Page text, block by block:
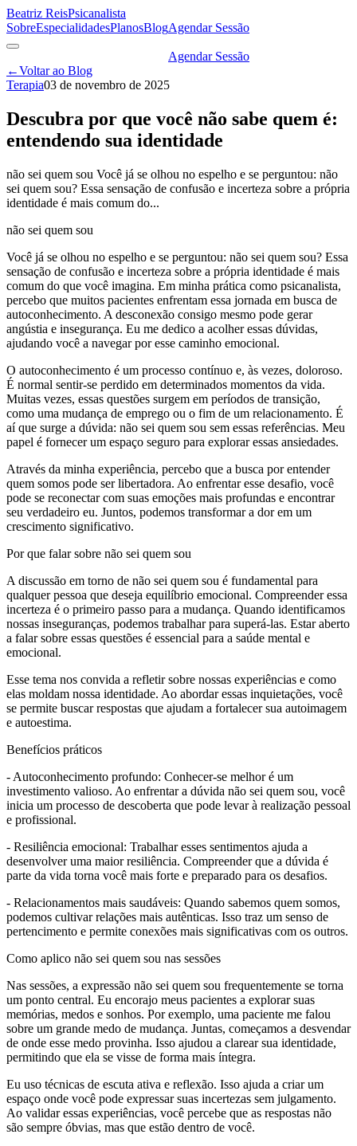
Beatriz ReisPsicanalista
SobreEspecialidadesPlanosBlogAgendar Sessão
Agendar Sessão
←Voltar ao Blog
Terapia03 de novembro de 2025
Descubra por que você não sabe quem é:
entendendo sua identidade
não sei quem sou Você já se olhou no espelho e se perguntou: não
sei quem sou? Essa sensação de confusão e incerteza sobre a própria
identidade é mais comum do...
não sei quem sou
Você já se olhou no espelho e se perguntou: não sei quem sou? Essa
sensação de confusão e incerteza sobre a própria identidade é mais
comum do que você imagina. Em minha prática como psicanalista,
percebo que muitos pacientes enfrentam essa jornada em busca de
autoconhecimento. A desconexão consigo mesmo pode gerar
angústia e insegurança. Eu me dedico a acolher essas dúvidas,
ajudando você a navegar por esse caminho emocional.
O autoconhecimento é um processo contínuo e, às vezes, doloroso.
É normal sentir-se perdido em determinados momentos da vida.
Muitas vezes, essas questões surgem em períodos de transição,
como uma mudança de emprego ou o fim de um relacionamento. É
aí que surge a dúvida: não sei quem sou sem essas referências. Meu
papel é fornecer um espaço seguro para explorar essas ansiedades.
Através da minha experiência, percebo que a busca por entender
quem somos pode ser libertadora. Ao enfrentar esse desafio, você
pode se reconectar com suas emoções mais profundas e encontrar
seu verdadeiro eu. Juntos, podemos transformar a dor em um
crescimento significativo.
Por que falar sobre não sei quem sou
A discussão em torno de não sei quem sou é fundamental para
qualquer pessoa que deseja equilíbrio emocional. Compreender essa
incerteza é o primeiro passo para a mudança. Quando identificamos
nossas inseguranças, podemos trabalhar para superá-las. Estar aberto
a falar sobre essas questões é essencial para a saúde mental e
emocional.
Esse tema nos convida a refletir sobre nossas experiências e como
elas moldam nossa identidade. Ao abordar essas inquietações, você
se permite buscar respostas que ajudam a fortalecer sua autoimagem
e autoestima.
Benefícios práticos
- Autoconhecimento profundo: Conhecer-se melhor é um
investimento valioso. Ao enfrentar a dúvida não sei quem sou, você
inicia um processo de descoberta que pode levar à realização pessoal
e profissional.
- Resiliência emocional: Trabalhar esses sentimentos ajuda a
desenvolver uma maior resiliência. Compreender que a dúvida é
parte da vida torna você mais forte e preparado para os desafios.
- Relacionamentos mais saudáveis: Quando sabemos quem somos,
podemos cultivar relações mais autênticas. Isso traz um senso de
pertencimento e permite conexões mais significativas com os outros.
Como aplico não sei quem sou nas sessões
Nas sessões, a expressão não sei quem sou frequentemente se torna
um ponto central. Eu encorajo meus pacientes a explorar suas
memórias, medos e sonhos. Por exemplo, uma paciente me falou
sobre um grande medo de mudança. Juntas, começamos a desvendar
de onde esse medo provinha. Isso ajudou a clarear sua identidade,
permitindo que ela se visse de forma mais íntegra.
Eu uso técnicas de escuta ativa e reflexão. Isso ajuda a criar um
espaço onde você pode expressar suas incertezas sem julgamento.
Ao validar essas experiências, você percebe que as respostas não
são sempre óbvias, mas que estão dentro de você.